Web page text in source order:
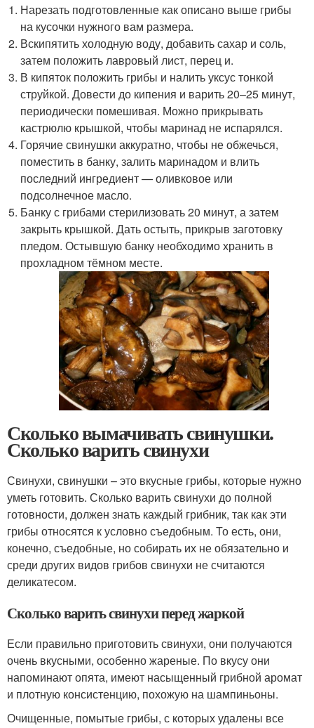
Нарезать подготовленные как описано выше грибы
на кусочки нужного вам размера.
Вскипятить холодную воду, добавить сахар и соль,
затем положить лавровый лист, перец и.
В кипяток положить грибы и налить уксус тонкой
струйкой. Довести до кипения и варить 20–25 минут,
периодически помешивая. Можно прикрывать
кастрюлю крышкой, чтобы маринад не испарялся.
Горячие свинушки аккуратно, чтобы не обжечься,
поместить в банку, залить маринадом и влить
последний ингредиент — оливковое или
подсолнечное масло.
Банку с грибами стерилизовать 20 минут, а затем
закрыть крышкой. Дать остыть, прикрыв заготовку
пледом. Остывшую банку необходимо хранить в
прохладном тёмном месте.
Сколько вымачивать свинушки.
Сколько варить свинухи
Свинухи, свинушки – это вкусные грибы, которые нужно
уметь готовить. Сколько варить свинухи до полной
готовности, должен знать каждый грибник, так как эти
грибы относятся к условно съедобным. То есть, они,
конечно, съедобные, но собирать их не обязательно и
среди других видов грибов свинухи не считаются
деликатесом.
Сколько варить свинухи перед жаркой
Если правильно приготовить свинухи, они получаются
очень вкусными, особенно жареные. По вкусу они
напоминают опята, имеют насыщенный грибной аромат
и плотную консистенцию, похожую на шампиньоны.
Очищенные, помытые грибы, с которых удалены все